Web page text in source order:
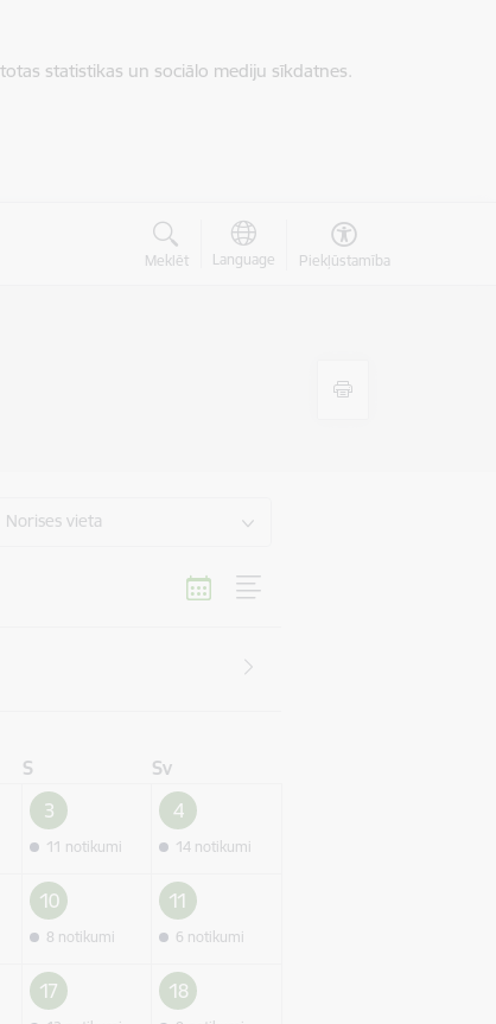
statistikas un sociālo mediju sīkdatnes.
Meklēt Language Piekļūstamība
Norises vieta
S
Sv
3
11 notikumi
4
14 notikumi
10
8 notikumi
11
6 notikumi
17 18